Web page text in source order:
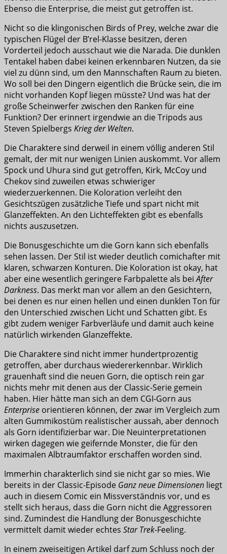
Ebenso die Enterprise, die meist gut getroffen ist.
Nicht so die klingonischen Birds of Prey, welche zwar die
typischen Flügel der B’rel-Klasse besitzen, deren
Vorderteil jedoch ausschaut wie die Narada. Die dunklen
Tentakel haben dabei keinen erkennbaren Nutzen, da sie
viel zu dünn sind, um den Mannschaften Raum zu bieten.
Wo soll bei den Dingern eigentlich die Brücke sein, die im
nicht vorhanden Kopf liegen müsste? Und was hat der
große Scheinwerfer zwischen den Ranken für eine
Funktion? Der erinnert irgendwie an die Tripods aus
Steven Spielbergs Krieg der Welten.
Die Charaktere sind derweil in einem völlig anderen Stil
gemalt, der mit nur wenigen Linien auskommt. Vor allem
Spock und Uhura sind gut getroffen, Kirk, McCoy und
Chekov sind zuweilen etwas schwieriger
wiederzuerkennen. Die Koloration verleiht den
Gesichtszügen zusätzliche Tiefe und spart nicht mit
Glanzeffekten. An den Lichteffekten gibt es ebenfalls
nichts auszusetzen.
Die Bonusgeschichte um die Gorn kann sich ebenfalls
sehen lassen. Der Stil ist wieder deutlich comichafter mit
klaren, schwarzen Konturen. Die Koloration ist okay, hat
aber eine wesentlich geringere Farbpalette als beiAfter
Darkness. Das merkt man vor allem an den Gesichtern,
bei denen es nur einen hellen und einen dunklen Ton für
den Unterschied zwischen Licht und Schatten gibt. Es
gibt zudem weniger Farbverläufe und damit auch keine
natürlich wirkenden Glanzeffekte.
Die Charaktere sind nicht immer hundertprozentig
getroffen, aber durchaus wiedererkennbar. Wirklich
grauenhaft sind die neuen Gorn, die optisch rein gar
nichts mehr mit denen aus der Classic-Serie gemein
haben. Hier hätte man sich an dem CGI-Gorn aus
Enterprise orientieren können, der zwar im Vergleich zum
alten Gummikostüm realistischer aussah, aber dennoch
als Gorn identifizierbar war. Die Neuinterpretationen
wirken dagegen wie geifernde Monster, die für den
maximalen Albtraumfaktor erschaffen worden sind.
Immerhin charakterlich sind sie nicht gar so mies. Wie
bereits in der Classic-Episode Ganz neue Dimensionen liegt
auch in diesem Comic ein Missverständnis vor, und es
stellt sich heraus, dass die Gorn nicht die Aggressoren
sind. Zumindest die Handlung der Bonusgeschichte
vermittelt damit wieder echtes Star Trek-Feeling.
In einem zweiseitigen Artikel darf zum Schluss noch der